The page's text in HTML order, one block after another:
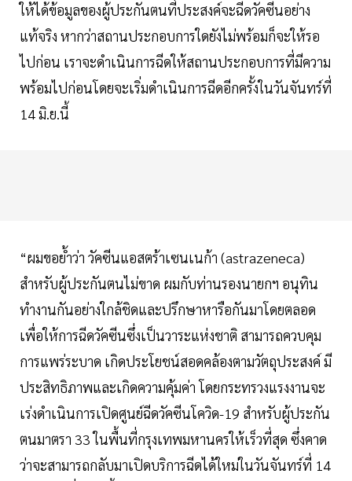
ให้ได้ข้อมูลของผู้ประกันตนที่ประสงค์จะฉีดวัคซีนอย่าง
แท้จริง หากว่าสถานประกอบการใดยังไม่พร้อมก็จะให้รอ
ไปก่อน เราจะดำเนินการฉีดให้สถานประกอบการที่มีความ
พร้อมไปก่อนโดยจะเริ่มดำเนินการฉีดอีกครั้งในวันจันทร์ที่
14 มิ.ย.นี้
“ผมขอย้ำว่า วัคซีนแอสตร้าเซนเนก้า (astrazeneca)
สำหรับผู้ประกันตนไม่ขาด ผมกับท่านรองนายกฯ อนุทิน
ทำงานกันอย่างใกล้ชิดและปรึกษาหารือกันมาโดยตลอด
เพื่อให้การฉีดวัคซีนซึ่งเป็นวาระแห่งชาติ สามารถควบคุม
การแพร่ระบาด เกิดประโยชน์สอดคล้องตามวัตถุประสงค์ มี
ประสิทธิภาพและเกิดความคุ้มค่า โดยกระทรวงแรงงานจะ
เร่งดำเนินการเปิดศูนย์ฉีดวัคซีนโควิด-19 สำหรับผู้ประกัน
ตนมาตรา 33 ในพื้นที่กรุงเทพมหานครให้เร็วที่สุด ซึ่งคาด
ว่าจะสามารถกลับมาเปิดบริการฉีดได้ใหม่ในวันจันทร์ที่ 14